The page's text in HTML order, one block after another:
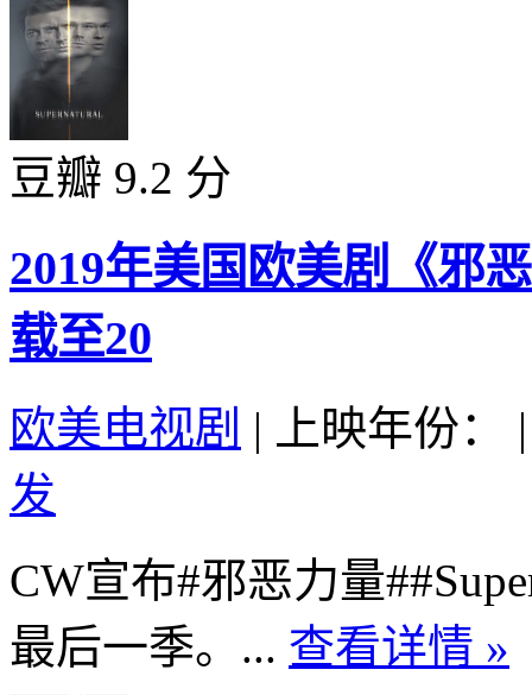
豆瓣 9.2 分
2019年美国欧美剧《邪
载至20
欧美电视剧 | 上映年份：
|
发
CW宣布#邪恶力量
最后一季。... 查看详情 »